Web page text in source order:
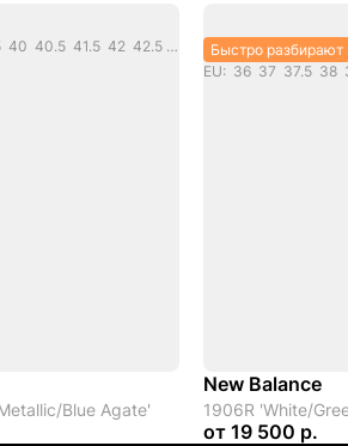
EU: 36 37 37.5 38 39.5 40 40.5 41.5 42 42.5 43 44 44.5 45
Blue Agate'
Быстро разбирают
New Balance
1906R 'White/
от 19 500 р.